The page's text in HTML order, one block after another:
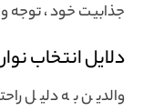
جذابیت خود ، توجه
دلایل انتخاب
والدین به دلیل